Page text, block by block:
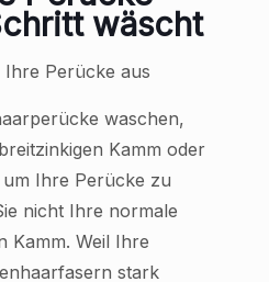
wäscht
Ihre Perücke aus
waschen,
Kamm oder
Ihre Perücke zu
nicht Ihre normale
Kamm. Weil Ihre
stark